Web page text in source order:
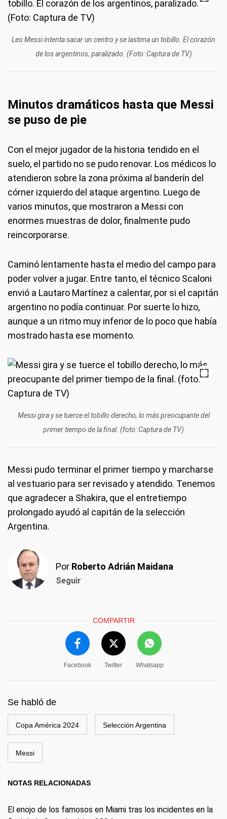
Leo Messi intenta sacar un centro y se lastima un tobillo. El corazón
de los argentinos, paralizado. (Foto: Captura de TV)
Minutos dramáticos hasta que Messi
se puso de pie
Con el mejor jugador de la historia tendido en el
suelo, el partido no se pudo renovar. Los médicos lo
atendieron sobre la zona próxima al banderín del
córner izquierdo del ataque argentino. Luego de
varios minutos, que mostraron a Messi con
enormes muestras de dolor, finalmente pudo
reincorporarse.
Caminó lentamente hasta el medio del campo para
poder volver a jugar. Entre tanto, el técnico Scaloni
envió a Lautaro Martínez a calentar, por si el capitán
argentino no podía continuar. Por suerte lo hizo,
aunque a un ritmo muy inferior de lo poco que había
mostrado hasta ese momento.
Messi gira y se tuerce el tobillo derecho, lo más preocupante del
primer tiempo de la final. (foto: Captura de TV)
Messi pudo terminar el primer tiempo y marcharse
al vestuario para ser revisado y atendido. Tenemos
que agradecer a Shakira, que el entretiempo
prolongado ayudó al capitán de la selección
Argentina.
Por Roberto Adrián Maidana
Seguir
COMPARTIR
Facebook Twitter Whatsapp
Se habló de
Copa América 2024 Selección Argentina
Messi
NOTAS RELACIONADAS
El enojo de los famosos en Miami tras los incidentes en la